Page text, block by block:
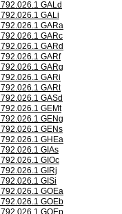
792.026.1 GALd
792.026.1 GALi
792.026.1 GARa
792.026.1 GARc
792.026.1 GARd
792.026.1 GARf
792.026.1 GARg
792.026.1 GARi
792.026.1 GARt
792.026.1 GASd
792.026.1 GEMt
792.026.1 GENg
792.026.1 GENs
792.026.1 GHEa
792.026.1 GIAs
792.026.1 GIOc
792.026.1 GIRj
792.026.1 GISi
792.026.1 GOEa
792.026.1 GOEb
792.026.1 GOEp